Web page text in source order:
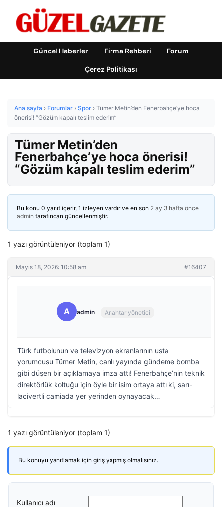
Güncel Haberler Firma Rehberi Forum
Çerez Politikası
Ana sayfa › Forumlar › Spor › Tümer Metin’den Fenerbahçe’ye hoca
önerisi! “Gözüm kapalı teslim ederim”
Tümer Metin’den
Fenerbahçe’ye hoca önerisi!
“Gözüm kapalı teslim ederim”
Bu konu 0 yanıt içerir, 1 izleyen vardır ve en son 2 ay 3 hafta önce
admin tarafından güncellenmiştir.
1 yazı görüntüleniyor (toplam 1)
Mayıs 18, 2026: 10:58 am #16407
A admin Anahtar yönetici
Türk futbolunun ve televizyon ekranlarının usta
yorumcusu Tümer Metin, canlı yayında gündeme bomba
gibi düşen bir açıklamaya imza attı! Fenerbahçe’nin teknik
direktörlük koltuğu için öyle bir isim ortaya attı ki, sarı-
lacivertli camiada yer yerinden oynayacak…
1 yazı görüntüleniyor (toplam 1)
Bu konuyu yanıtlamak için giriş yapmış olmalısınız.
Kullanıcı adı: